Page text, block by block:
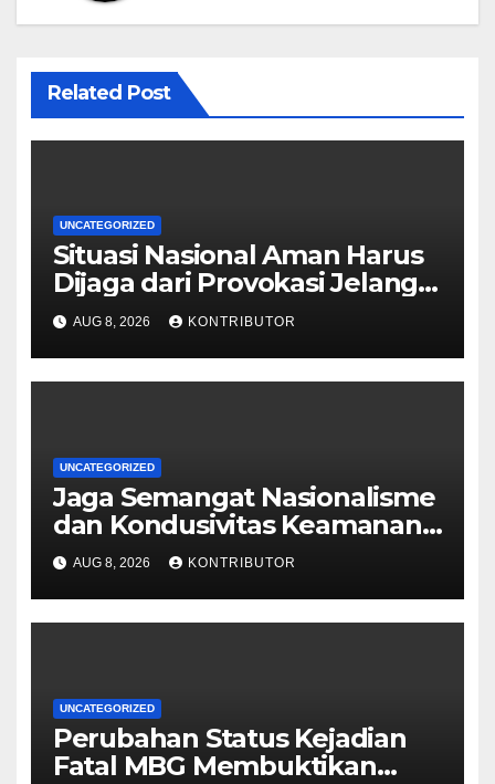
Related Post
UNCATEGORIZED
Situasi Nasional Aman Harus
Dijaga dari Provokasi Jelang
HUT ke-81 RI
AUG 8, 2026 KONTRIBUTOR
UNCATEGORIZED
Jaga Semangat Nasionalisme
dan Kondusivitas Keamanan
Papua Jelang HUT Ke-81 RI
AUG 8, 2026 KONTRIBUTOR
UNCATEGORIZED
Perubahan Status Kejadian
Fatal MBG Membuktikan